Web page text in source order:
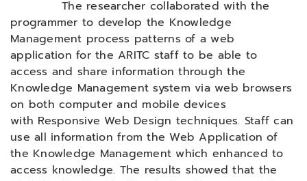
The researcher collaborated with the
programmer to develop the Knowledge
Management process patterns of a web
application for the ARITC staff to be able to
access and share information through the
Knowledge Management system via web browsers
on both computer and mobile devices
with Responsive Web Design techniques. Staff can
use all information from the Web Application of
the Knowledge Management which enhanced to
access knowledge. The results showed that the